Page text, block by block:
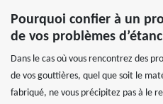
Pourquoi confier à un
de vos problèmes
Dans le cas où vous rencontrez des
de vos gouttières, quel que soit le
fabriqué, ne vous précipitez pas à le